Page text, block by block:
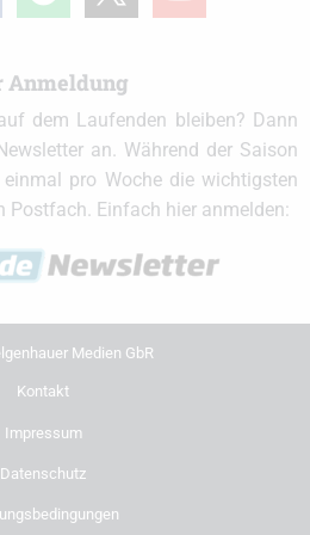
dem Laufenden bleiben? Dann
an. Während der Saison
pro Woche die wichtigsten
Postfach. Einfach hier anmelden:
Medien GbR
Kontakt
Impressum
Datenschutz